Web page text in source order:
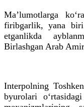
Maʼlumotlarga
firibgarlik, yana
etganlikda
Birlashgan Arab
Interpolning
byurolari